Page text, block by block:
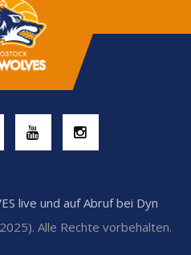
live und auf Abruf bei Dyn
Alle Rechte vorbehalten.